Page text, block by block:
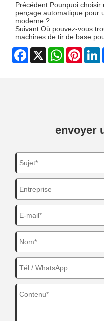
Précédent:Pourquoi
perçage automatique pour
moderne ?
Suivant:Où pouvez-vous
machines de tir de base
Facebook
X WhatsApp
envoyer